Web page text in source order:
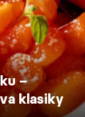
–
klasiky